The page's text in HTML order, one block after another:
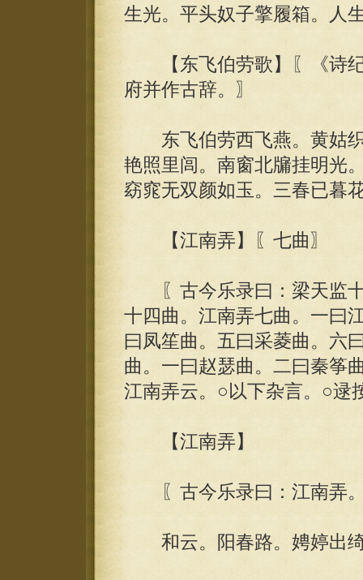
生光。平头奴子擎履箱。人
【东飞伯劳歌】〖《诗纪
府并作古辞。〗
东飞伯劳西飞燕。黄姑织
艳照里闾。南窗北牖挂明光
窈窕无双颜如玉。三春已暮
【江南弄】〖七曲〗
〖古今乐录曰：梁天监十
十四曲。江南弄七曲。一曰
曰凤笙曲。五曰采菱曲。六
曲。一曰赵瑟曲。二曰秦筝
江南弄云。○以下杂言。○逯
【江南弄】
〖古今乐录曰：江南弄
和云。阳春路。娉婷出